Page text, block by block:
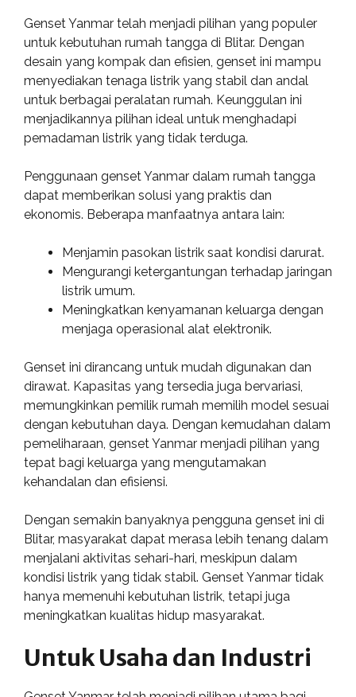
Genset Yanmar telah menjadi pilihan yang populer
untuk kebutuhan rumah tangga di Blitar. Dengan
desain yang kompak dan efisien, genset ini mampu
menyediakan tenaga listrik yang stabil dan andal
untuk berbagai peralatan rumah. Keunggulan ini
menjadikannya pilihan ideal untuk menghadapi
pemadaman listrik yang tidak terduga.
Penggunaan genset Yanmar dalam rumah tangga
dapat memberikan solusi yang praktis dan
ekonomis. Beberapa manfaatnya antara lain:
Menjamin pasokan listrik saat kondisi darurat.
Mengurangi ketergantungan terhadap jaringan
listrik umum.
Meningkatkan kenyamanan keluarga dengan
menjaga operasional alat elektronik.
Genset ini dirancang untuk mudah digunakan dan
dirawat. Kapasitas yang tersedia juga bervariasi,
memungkinkan pemilik rumah memilih model sesuai
dengan kebutuhan daya. Dengan kemudahan dalam
pemeliharaan, genset Yanmar menjadi pilihan yang
tepat bagi keluarga yang mengutamakan
kehandalan dan efisiensi.
Dengan semakin banyaknya pengguna genset ini di
Blitar, masyarakat dapat merasa lebih tenang dalam
menjalani aktivitas sehari-hari, meskipun dalam
kondisi listrik yang tidak stabil. Genset Yanmar tidak
hanya memenuhi kebutuhan listrik, tetapi juga
meningkatkan kualitas hidup masyarakat.
Untuk Usaha dan Industri